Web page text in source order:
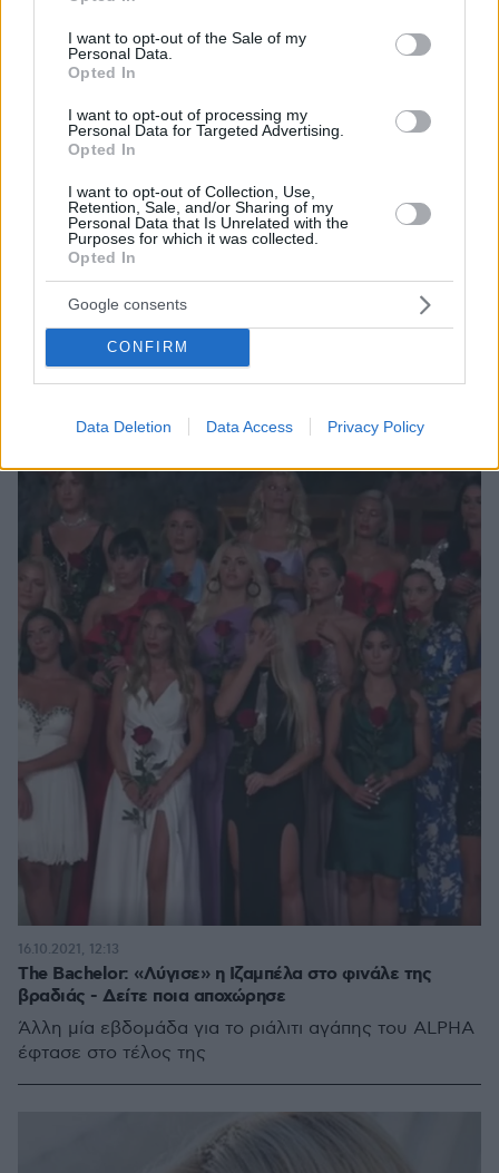
use your data for below specified purposes in below Google
consent section.
I want to opt-out of the Sale of my
Personal Data.
Opted In
I want to opt-out of processing my
Personal Data for Targeted Advertising.
Opted In
I want to opt-out of Collection, Use,
Retention, Sale, and/or Sharing of my
Personal Data that Is Unrelated with the
Purposes for which it was collected.
Opted In
Google consents
CONFIRM
Data Deletion Data Access Privacy Policy
The Bachelor: Η Αθηνά New York... έκλεψε την καρδιά
του Αλέξη Παππά - Δείτε βίντεο
Το ταξίδι της αγάπης ολοκληρώθηκε στη Σαντορίνη
με την Αθηνά "New York" να κερδίσει την Άννα
Ζένιου στη... μάχη για τον Αλέξη και να φοράει στο
18.12.2021, 02:39
The Bachelor: «Λύγισε» η Ιζαμπέλα στο φινάλε της
βραδιάς - Δείτε ποια αποχώρησε
Άλλη μία εβδομάδα για το ριάλιτι αγάπης του ALPHA
έφτασε στο τέλος της
16.10.2021, 12:13